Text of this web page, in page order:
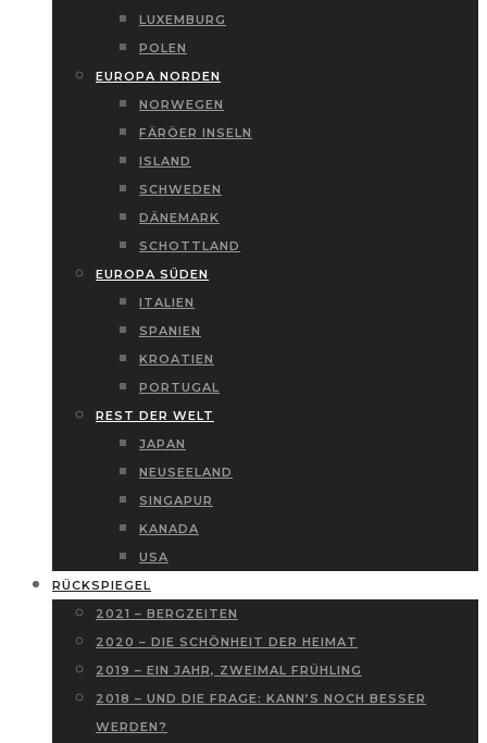
LUXEMBURG
POLEN
EUROPA NORDEN
NORWEGEN
FÄRÖER INSELN
ISLAND
SCHWEDEN
DÄNEMARK
SCHOTTLAND
EUROPA SÜDEN
ITALIEN
SPANIEN
KROATIEN
PORTUGAL
REST DER WELT
JAPAN
NEUSEELAND
SINGAPUR
KANADA
USA
RÜCKSPIEGEL
2021 – BERGZEITEN
2020 – DIE SCHÖNHEIT DER HEIMAT
2019 – EIN JAHR, ZWEIMAL FRÜHLING
2018 – UND DIE FRAGE: KANN’S NOCH BESSER
WERDEN?